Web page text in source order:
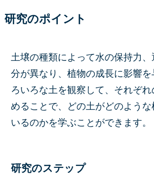
研究のポイント
土壌の種類によって水の保持力
分が異なり、植物の成長に影響
ろいろな土を観察して、それぞれ
めることで、どの土がどのような
いるのかを学ぶことができます。
研究のステップ